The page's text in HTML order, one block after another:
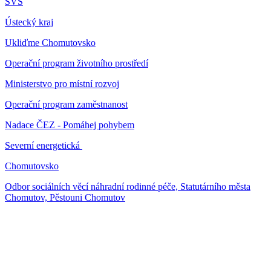
Ústecký kraj
Ukliďme Chomutovsko
Operační program životního prostředí
Ministerstvo pro místní rozvoj
Operační program zaměstnanost
Nadace ČEZ - Pomáhej pohybem
Severní energetická
Chomutovsko
Odbor sociálních věcí náhradní rodinné péče, Statutárního města
Chomutov, Pěstouni Chomutov